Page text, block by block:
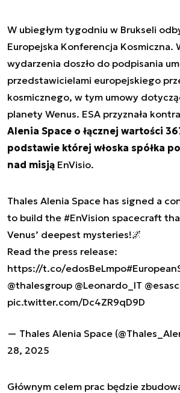
W ubiegłym tygodniu w Brukseli
Europejska Konferencja Kosmiczna.
wydarzenia doszło do podpisania
przedstawicielami europejskiego
kosmicznego, w tym umowy
planety Wenus. ESA przyznała
Alenia Space o łącznej wartości
podstawie której włoska spółka
nad misją EnVisio.
Thales Alenia Space has signed a
to build the #EnVision spacecraft
Venus’ deepest mysteries!🌌
Read the press release:
https://t.co/edosBeLmpo
@thalesgroup @Leonardo_IT
pic.twitter.com/Dc4ZR9qD9D
— Thales Alenia Space
28, 2025
Głównym celem prac będzie